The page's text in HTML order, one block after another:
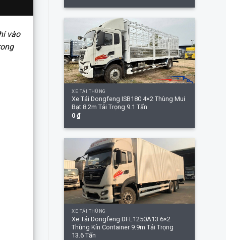
vào
+
XE TẢI THÙNG
Xe Tải Dongfeng ISB180 4×2 Thùng Mui
Bạt 8.2m Tải Trọng 9.1 Tấn
0₫
XE TẢI THÙNG
Xe Tải Dongfeng DFL1250A13 6×2
Thùng Kín Container 9.9m Tải Trọng
13.6 Tấn